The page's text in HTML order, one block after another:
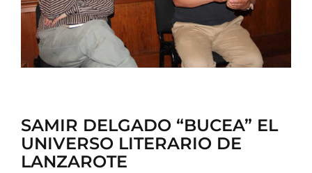
SAMIR DELGADO “BUCEA” EL
UNIVERSO LITERARIO DE
LANZAROTE